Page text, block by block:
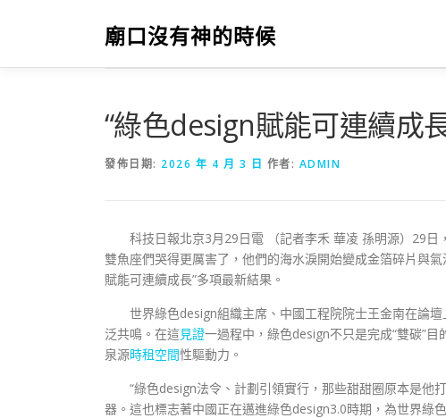
要
廟口沒有神的時候
“綠色design賦能可連續成
發佈日期: 2026 年 4 月 3 日 作者: ADMIN
科技日報北京3月29日電 （記者李禾 華凌 孫明源）29日
雙魚座們哭得更厲害了，他們的海水淚開始變成金箔碎片與
賦能可連續成長”多項最新結果。
世界綠色design組織主席、中國工程院院士王金南在論壇
泛共鳴。在這見證一過程中，綠色design不只是完成“雙碳”目
泉源時租空間性驅動力。
“綠色design法令、計劃引領實行，那些甜甜圈原本是他
器。這也標志著中國正在邁進綠色design3.0時期，為世界綠